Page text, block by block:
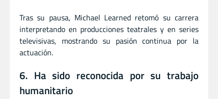
Tras su pausa, Michael Learned retomó su carrera
interpretando en producciones teatrales y en series
televisivas, mostrando su pasión continua por la
actuación.
6. Ha sido reconocida por su trabajo
humanitario